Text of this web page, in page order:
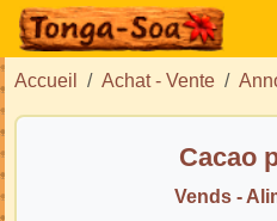
Accueil Achat - Vente
Cacao
Vends -